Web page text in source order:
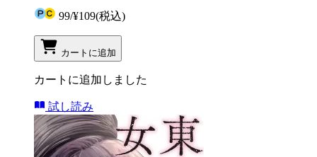
99/¥109(税込)
カートに追加
カートに追加しました
試し読み